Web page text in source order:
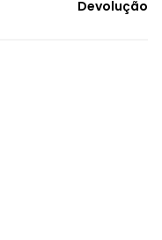
Devolução